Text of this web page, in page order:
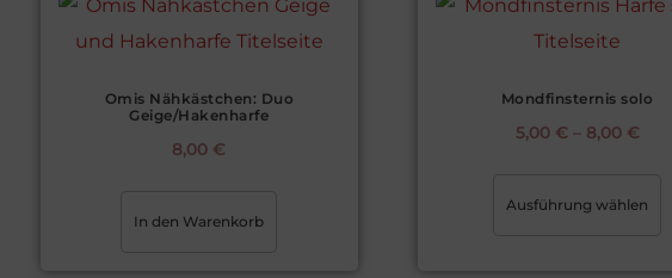
Omis Nähkästchen: Duo
Geige/Hakenharfe
8,00 €
In den Warenkorb
Mondfinsternis solo
5,00 € – 8,00 €
Ausführung wählen